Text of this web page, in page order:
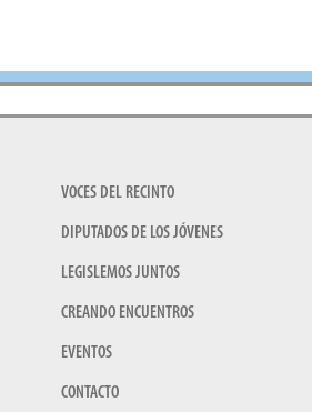
VOCES DEL RECINTO
DIPUTADOS DE LOS JÓVENES
LEGISLEMOS JUNTOS
CREANDO ENCUENTROS
EVENTOS
CONTACTO